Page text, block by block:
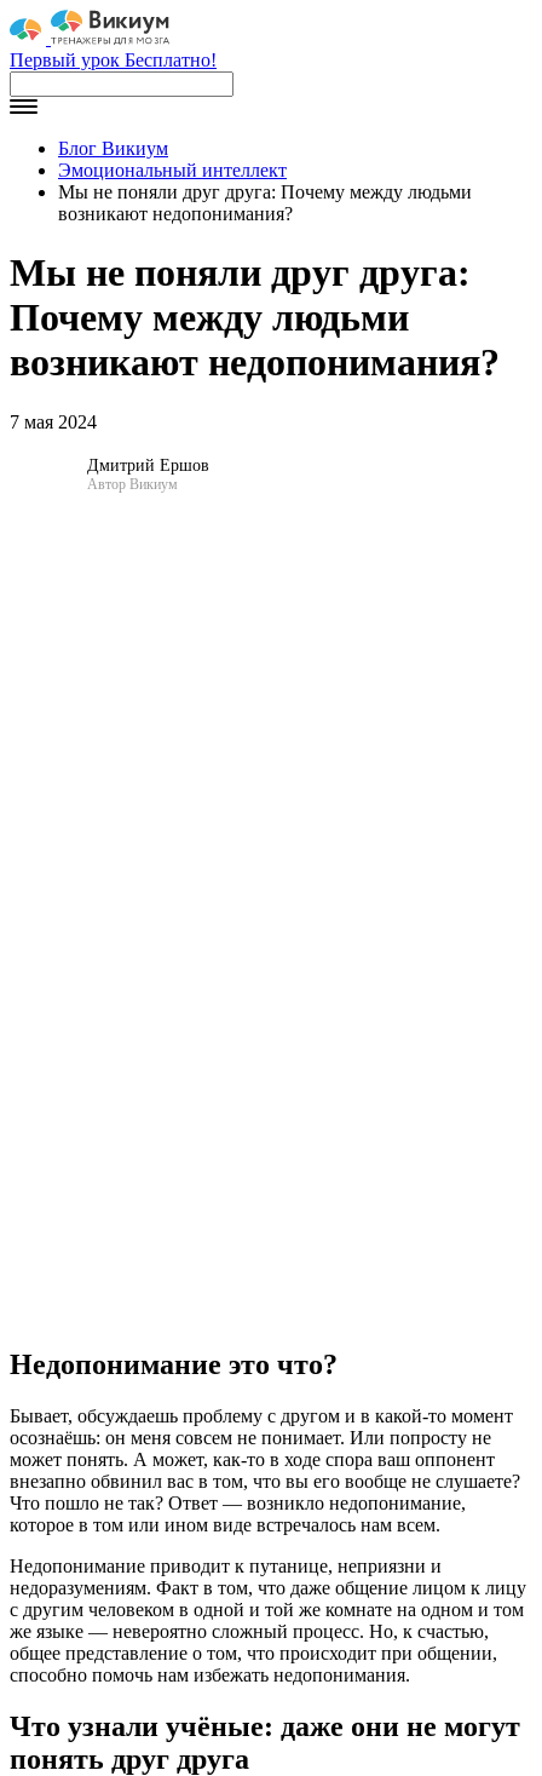
Первый урок Бесплатно!
Блог Викиум
Эмоциональный интеллект
Мы не поняли друг друга: Почему между людьми
возникают недопонимания?
Мы не поняли друг друга:
Почему между людьми
возникают недопонимания?
7 мая 2024
Дмитрий Ершов
Автор Викиум
Недопонимание это что?
Бывает, обсуждаешь проблему с другом и в какой-то момент
осознаёшь: он меня совсем не понимает. Или попросту не
может понять. А может, как-то в ходе спора ваш оппонент
внезапно обвинил вас в том, что вы его вообще не слушаете?
Что пошло не так? Ответ — возникло недопонимание,
которое в том или ином виде встречалось нам всем.
Недопонимание приводит к путанице, неприязни и
недоразумениям. Факт в том, что даже общение лицом к лицу
с другим человеком в одной и той же комнате на одном и том
же языке — невероятно сложный процесс. Но, к счастью,
общее представление о том, что происходит при общении,
способно помочь нам избежать недопонимания.
Что узнали учёные: даже они не могут
понять друг друга